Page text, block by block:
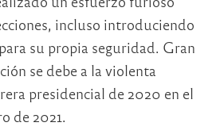
incluso introduciendo
su propia seguridad. Gran
se debe a la violenta
presidencial de 2020 en el
de 2021.